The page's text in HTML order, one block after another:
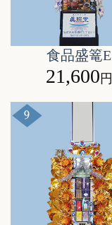
食品盛篭E
21,600円